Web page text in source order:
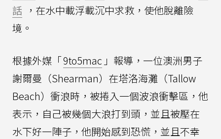
話 ，在水中載浮載沉中求救，使他脫離險
境。
根據外媒「9to5mac 」報導，一位澳洲男子
謝爾曼（Shearman）在塔洛海灘（Tallow
Beach）衝浪時，被捲入一個波浪衝擊區，他
表示，自己被幾個大浪打到頭，並且被壓在
水下好一陣子，他開始感到恐慌，並且不幸